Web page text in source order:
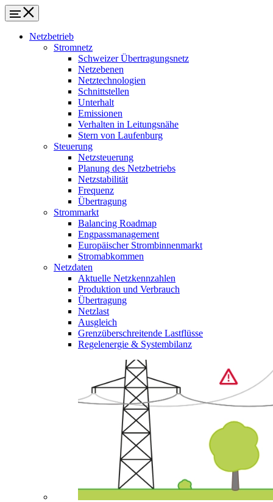
Netzbetrieb
Stromnetz
Schweizer Übertragungsnetz
Netzebenen
Netztechnologien
Schnittstellen
Unterhalt
Emissionen
Verhalten in Leitungsnähe
Stern von Laufenburg
Steuerung
Netzsteuerung
Planung des Netzbetriebs
Netzstabilität
Frequenz
Übertragung
Strommarkt
Balancing Roadmap
Engpassmanagement
Europäischer Strombinnenmarkt
Stromabkommen
Netzdaten
Aktuelle Netzkennzahlen
Produktion und Verbrauch
Übertragung
Netzlast
Ausgleich
Grenzüberschreitende Lastflüsse
Regelenergie & Systembilanz